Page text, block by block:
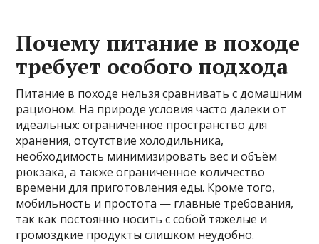
Почему питание в походе
требует особого подхода
Питание в походе нельзя сравнивать с домашним
рационом. На природе условия часто далеки от
идеальных: ограниченное пространство для
хранения, отсутствие холодильника,
необходимость минимизировать вес и объём
рюкзака, а также ограниченное количество
времени для приготовления еды. Кроме того,
мобильность и простота — главные требования,
так как постоянно носить с собой тяжелые и
громоздкие продукты слишком неудобно.